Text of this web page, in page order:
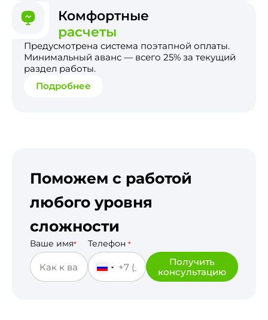
Комфортные
расчеты
Предусмотрена система поэтапной оплаты.
Минимальный аванс — всего 25% за текущий
раздел работы.
Подробнее
Поможем с работой
любого уровня
сложности
Ваше имя* Телефон *
Получить
консультацию